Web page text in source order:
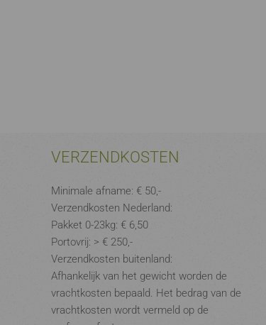
VERZENDKOSTEN
Minimale afname: € 50,-
Verzendkosten Nederland:
Pakket 0-23kg: € 6,50
Portovrij: > € 250,-
Verzendkosten buitenland:
Afhankelijk van het gewicht worden de
vrachtkosten bepaald. Het bedrag van de
vrachtkosten wordt vermeld op de